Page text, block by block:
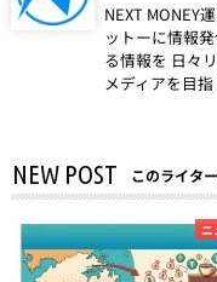
NEXT MONEY
ットーに情報
る情報を 日々
メディアを目指
NEW POST このライタ
ニ